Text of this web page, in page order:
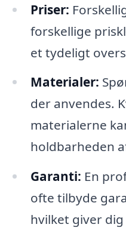
Priser:
forskellige
et tydeligt
Materialer:
der anvendes.
materialerne
holdbarheden
Garanti: En
ofte tilbyde
hvilket giver